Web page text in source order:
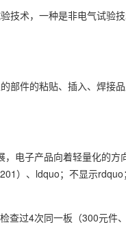
技术，一种是非电气试验
部件的粘贴、插入、焊
电子产品向着轻量化的
）、ldquo；不显示
查过4次同一板（300元